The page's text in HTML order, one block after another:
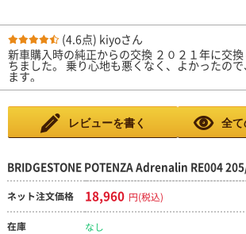
快適性が良いバランスです。 パターンもかっ
ブランドなのでファッション性もあります。 個人的には好きな
タイヤでサーキットでの練習にはうってつけだ
(4.6点) kiyoさん
新車購入時の純正からの交換 ２０２１年に交
ちました。 乗り心地も悪くなく、よかったの
ます。
レビューを書く 全て
BRIDGESTONE POTENZA Adrenalin RE004
ネット注文価格 18,960 円(税込)
在庫 なし